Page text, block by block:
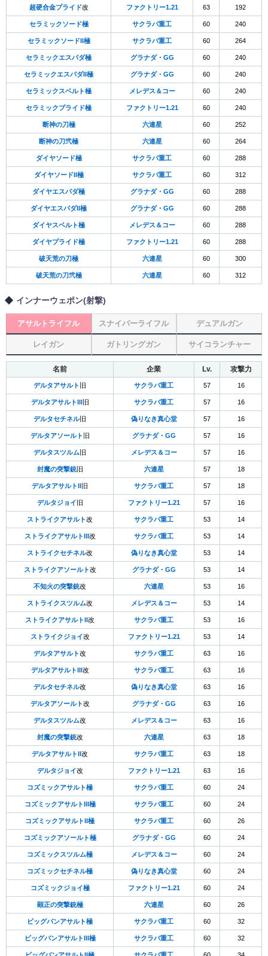
超硬合金プライド改 ファクトリー1.21 63 192
セラミックソード極 サクラバ重工 60 240
セラミックソードII極 サクラバ重工 60 264
セラミックエスパダ極 グラナダ・GG 60 240
セラミックエスパダII極 グラナダ・GG 60 240
セラミックスベルト極 メレデス＆コー 60 240
セラミックプライド極 ファクトリー1.21 60 240
断神の刀極 六連星 60 252
断神の刀弐極 六連星 60 264
ダイヤソード極 サクラバ重工 60 288
ダイヤソードII極 サクラバ重工 60 312
ダイヤエスパダ極 グラナダ・GG 60 288
ダイヤエスパダII極 グラナダ・GG 60 288
ダイヤスベルト極 メレデス＆コー 60 288
ダイヤプライド極 ファクトリー1.21 60 288
破天荒の刀極 六連星 60 300
破天荒の刀弐極 六連星 60 312
インナーウェポン(射撃)
アサルトライフル スナイパーライフル デュアルガン
レイガン ガトリングガン サイコランチャー
名前 企業 Lv. 攻撃力
デルタアサルト 旧 サクラバ重工 57 16
デルタアサルトIII 旧 サクラバ重工 57 16
デルタセチネル旧 偽りなき真心堂 57 16
デルタアソールト 旧 グラナダ・GG 57 16
デルタスツルム 旧 メレデス＆コー 57 16
封魔の突撃銃旧 六連星 57 18
デルタアサルトII 旧 サクラバ重工 57 18
デルタジョイ 旧 ファクトリー1.21 57 16
ストライクアサルト改 サクラバ重工 53 14
ストライクアサルトIII 改 サクラバ重工 53 14
ストライクセチネル改 偽りなき真心堂 53 14
ストライクアソールト改 グラナダ・GG 53 14
不知火の突撃銃改 六連星 53 16
ストライクスツルム改 メレデス＆コー 53 14
ストライクアサルトII 改 サクラバ重工 53 16
ストライクジョイ改 ファクトリー1.21 53 14
デルタアサルト改 サクラバ重工 63 16
デルタアサルトIII 改 サクラバ重工 63 16
デルタセチネル改 偽りなき真心堂 63 16
デルタアソールト改 グラナダ・GG 63 16
デルタスツルム改 メレデス＆コー 63 16
封魔の突撃銃改 六連星 63 18
デルタアサルトII 改 サクラバ重工 63 18
デルタジョイ改 ファクトリー1.21 63 16
コズミックアサルト極 サクラバ重工 60 24
コズミックアサルトIII極 サクラバ重工 60 24
コズミックアサルトII極 サクラバ重工 60 26
コズミックアソールト極 グラナダ・GG 60 24
コズミックスツルム極 メレデス＆コー 60 24
コズミックセチネル極 偽りなき真心堂 60 24
コズミックジョイ極 ファクトリー1.21 60 24
顕正の突撃銃極 六連星 60 26
ビッグバンアサルト極 サクラバ重工 60 32
ビッグバンアサルトIII極 サクラバ重工 60 32